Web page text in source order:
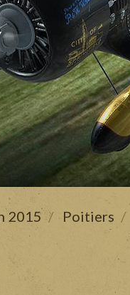
2015 Poitiers